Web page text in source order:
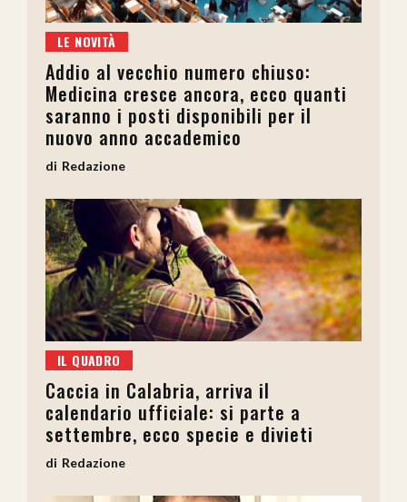
LE NOVITÀ
Addio al vecchio numero chiuso:
Medicina cresce ancora, ecco quanti
saranno i posti disponibili per il
nuovo anno accademico
Redazione
IL QUADRO
Caccia in Calabria, arriva il
calendario ufficiale: si parte a
settembre, ecco specie e divieti
Redazione